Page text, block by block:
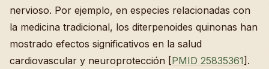
nervioso. Por ejemplo, en especies relacionadas con
la medicina tradicional, los diterpenoides quinonas han
mostrado efectos significativos en la salud
cardiovascular y neuroprotección [PMID 25835361].